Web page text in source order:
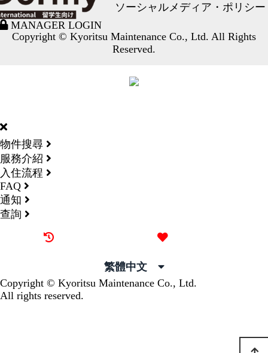
MANAGER LOGIN
ソーシャルメディア・ポリシー
Copyright © Kyoritsu Maintenance Co., Ltd. All Rights
Reserved.
物件搜尋
服務介紹
入住流程
FAQ
通知
查詢
繁體中文
Copyright © Kyoritsu Maintenance Co., Ltd.
All rights reserved.